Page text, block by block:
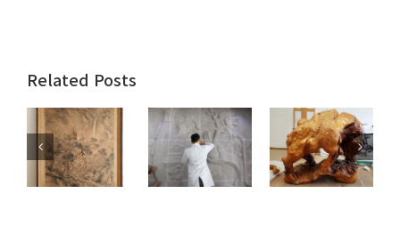
Related Posts